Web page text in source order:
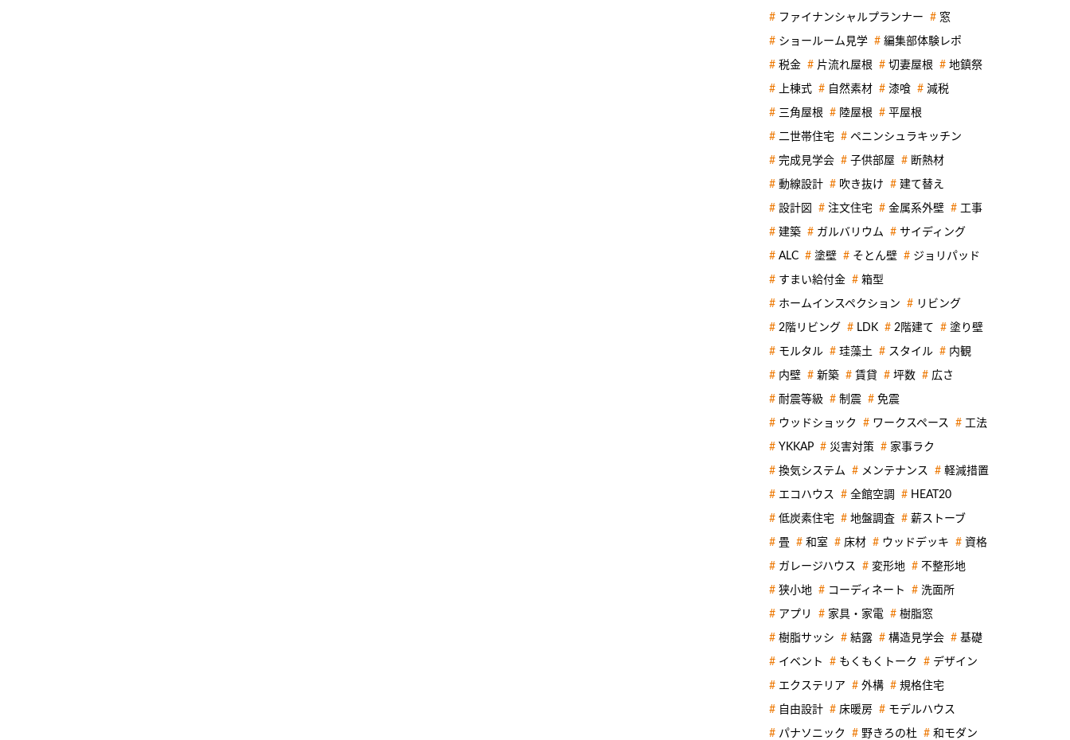
ファイナンシャルプランナー 窓
ショールーム見学 編集部体験レポ
税金 片流れ屋根 切妻屋根 地鎮祭
上棟式 自然素材 漆喰 減税
三角屋根 陸屋根 平屋根
二世帯住宅 ペニンシュラキッチン
完成見学会 子供部屋 断熱材
動線設計 吹き抜け 建て替え
設計図 注文住宅 金属系外壁 工事
建築 ガルバリウム サイディング
ALC 塗壁 そとん壁 ジョリパッド
すまい給付金 箱型
ホームインスペクション リビング
2階リビング LDK 2階建て 塗り壁
モルタル 珪藻土 スタイル 内観
内壁 新築 賃貸 坪数 広さ
耐震等級 制震 免震
ウッドショック ワークスペース 工法
YKKAP 災害対策 家事ラク
換気システム メンテナンス 軽減措置
エコハウス 全館空調 HEAT20
低炭素住宅 地盤調査 薪ストーブ
畳 和室 床材 ウッドデッキ 資格
ガレージハウス 変形地 不整形地
狭小地 コーディネート 洗面所
アプリ 家具・家電 樹脂窓
樹脂サッシ 結露 構造見学会 基礎
イベント もくもくトーク デザイン
エクステリア 外構 規格住宅
自由設計 床暖房 モデルハウス
パナソニック 野きろの杜 和モダン